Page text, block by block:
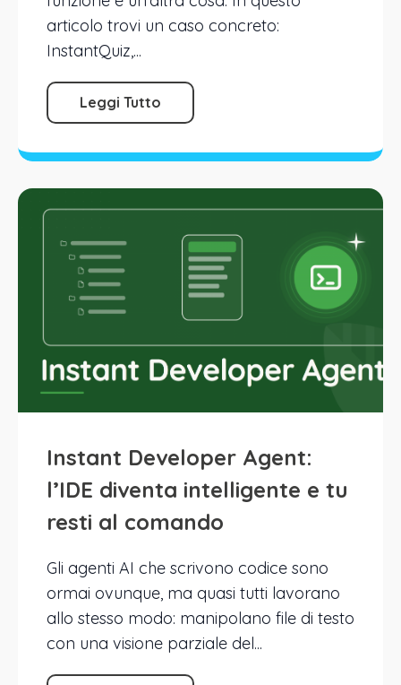
articolo trovi un caso concreto:
InstantQuiz,...
Leggi Tutto
Instant Developer Agent:
l’IDE diventa intelligente e tu
resti al comando
Gli agenti AI che scrivono codice sono
ormai ovunque, ma quasi tutti lavorano
allo stesso modo: manipolano file di testo
con una visione parziale del...